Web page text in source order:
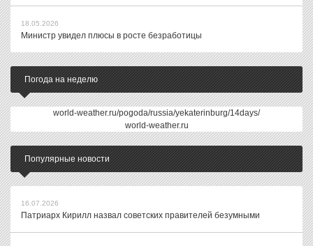
18.05.2026
Министр увидел плюсы в росте безработицы
Погода на неделю
world-weather.ru/pogoda/russia/yekaterinburg/14days/
world-weather.ru
Популярные новости
16.07.2026
Патриарх Кирилл назвал советских правителей безумными